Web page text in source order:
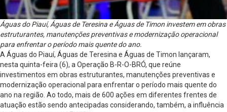
Águas do Piauí, Águas de Teresina e Águas de Timon investem em obras
estruturantes, manutenções preventivas e modernização operacional
para enfrentar o período mais quente do ano.
A Águas do Piauí, Águas de Teresina e Águas de Timon lançaram,
nesta quinta-feira (6), a Operação B-R-O-BRÓ, que reúne
investimentos em obras estruturantes, manutenções preventivas e
modernização operacional para enfrentar o período mais quente do
ano na região. Ao todo, mais de 600 ações em diferentes frentes de
atuação estão sendo antecipadas considerando, também, a influência